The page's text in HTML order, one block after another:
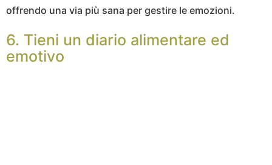
offrendo una via più sana per gestire le emozioni.
6. Tieni un diario alimentare ed
emotivo